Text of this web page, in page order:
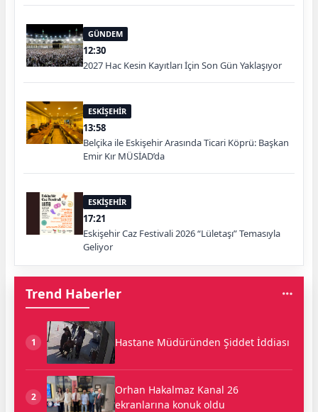
GÜNDEM
12:30
2027 Hac Kesin Kayıtları İçin Son Gün Yaklaşıyor
ESKİŞEHİR
13:58
Belçika ile Eskişehir Arasında Ticari Köprü: Başkan
Emir Kır MÜSİAD’da
ESKİŞEHİR
17:21
Eskişehir Caz Festivali 2026 “Lületaşı” Temasıyla
Geliyor
Trend Haberler
1 Hastane Müdüründen Şiddet İddiası
2
Orhan Hakalmaz Kanal 26
ekranlarına konuk oldu